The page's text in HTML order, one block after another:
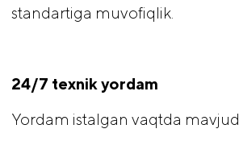
standartiga muvofiqlik.
24/7 texnik yordam
Yordam istalgan vaqtda mavjud.